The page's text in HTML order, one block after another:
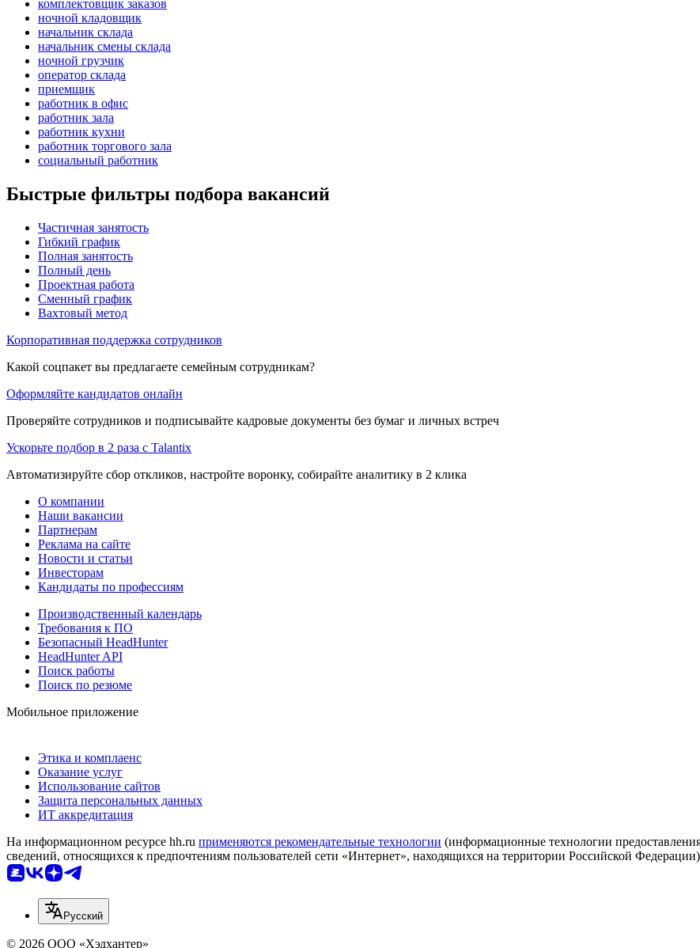
комплектовщик заказов
ночной кладовщик
начальник склада
начальник смены склада
ночной грузчик
оператор склада
приемщик
работник в офис
работник зала
работник кухни
работник торгового зала
социальный работник
Быстрые фильтры подбора вакансий
Частичная занятость
Гибкий график
Полная занятость
Полный день
Проектная работа
Сменный график
Вахтовый метод
Корпоративная поддержка сотрудников
Какой соцпакет вы предлагаете семейным сотрудникам?
Оформляйте кандидатов онлайн
Проверяйте сотрудников и подписывайте кадровые документы без бумаг и личных встреч
Ускорьте подбор в 2 раза с Talantix
Автоматизируйте сбор откликов, настройте воронку, собирайте аналитику в 2 клика
О компании
Наши вакансии
Партнерам
Реклама на сайте
Новости и статьи
Инвесторам
Кандидаты по профессиям
Производственный календарь
Требования к ПО
Безопасный HeadHunter
HeadHunter API
Поиск работы
Поиск по резюме
Мобильное приложение
Этика и комплаенс
Оказание услуг
Использование сайтов
Защита персональных данных
ИТ аккредитация
На информационном ресурсе hh.ru применяются рекомендательные технологии (информационные технологии
сведений, относящихся к предпочтениям пользователей сети «Интернет», находящихся на территории Российской Федерации)
Русский
© 2026 ООО «Хэдхантер»